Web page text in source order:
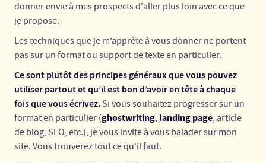
donner envie à mes prospects d'aller plus loin avec ce que
je propose.
Les techniques que je m’apprête à vous donner ne portent
pas sur un format ou support de texte en particulier.
Ce sont plutôt des principes généraux que vous pouvez
utiliser partout et qu’il est bon d’avoir en tête à chaque
fois que vous écrivez. Si vous souhaitez progresser sur un
format en particulier (ghostwriting, landing page, article
de blog, SEO, etc.), je vous invite à vous balader sur mon
site. Vous trouverez tout ce qu'il faut.